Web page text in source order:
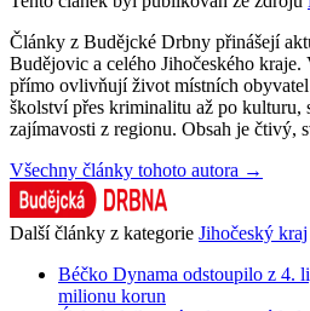
Články z Budějcké Drbny přinášejí
Budějovic a celého Jihočeského kraje.
přímo ovlivňují život místních
školství přes kriminalitu až po kulturu,
zajímavosti z regionu. Obsah je čtivý,
Všechny články tohoto autora →
Další články z kategorie Jihočeský kraj
Béčko Dynama odstoupilo z 4.
milionu korun